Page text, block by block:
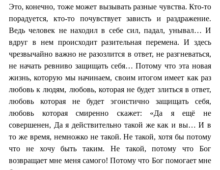
Это, конечно, тоже может вызывать разные чувства. Кто-то
порадуется, кто-то почувствует зависть и раздражение.
Ведь человек не находил в себе сил, падал, унывал… И
вдруг в нем происходит разительная перемена. И здесь
чрезвычайно важно не разозлится в ответ, не разгневаться,
не начать ревниво защищать себя… Потому что эта новая
жизнь, которую мы начинаем, своим итогом имеет как раз
любовь к людям, любовь, которая не будет злиться в ответ,
любовь которая не будет эгоистично защищать себя,
любовь которая смиренно скажет: «Да я ещё не
совершенен, Да я действительно такой же как и вы… И в
то же время, немножко не такой. Не такой, хотя бы потому
что не хочу быть таким. Не такой, потому что Бог
возвращает мне меня самого! Потому что Бог помогает мне